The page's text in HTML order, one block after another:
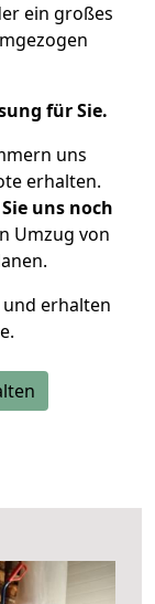
ein großes
für Sie.
uns
erhalten.
uns noch
Umzug von
und erhalten